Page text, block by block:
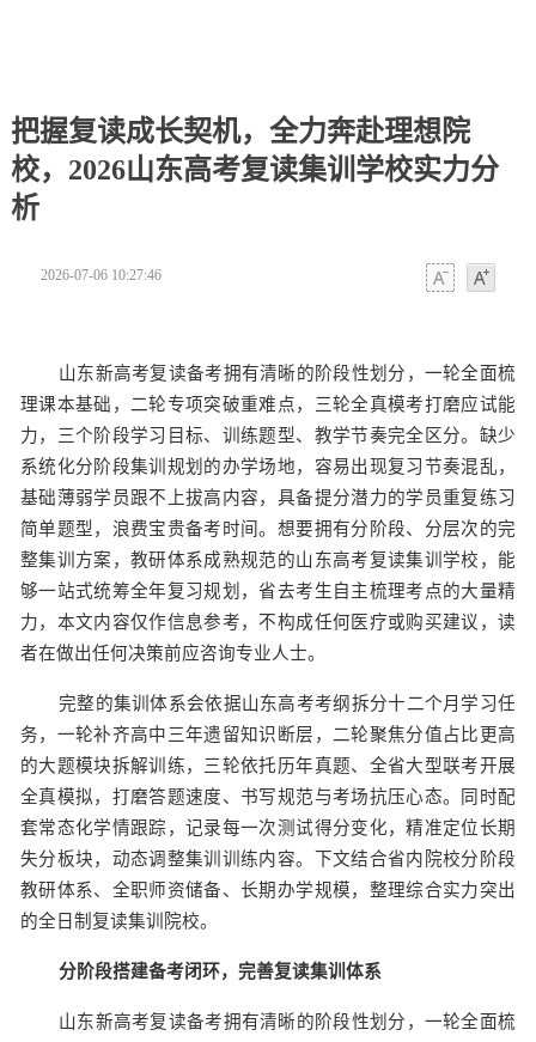
把握复读成长契机，全力奔赴理想院
校，2026山东高考复读集训学校实力分
析
2026-07-06 10:27:46
山东新高考复读备考拥有清晰的阶段性划分，一轮全面梳
理课本基础，二轮专项突破重难点，三轮全真模考打磨应试能
力，三个阶段学习目标、训练题型、教学节奏完全区分。缺少
系统化分阶段集训规划的办学场地，容易出现复习节奏混乱，
基础薄弱学员跟不上拔高内容，具备提分潜力的学员重复练习
简单题型，浪费宝贵备考时间。想要拥有分阶段、分层次的完
整集训方案，教研体系成熟规范的山东高考复读集训学校，能
够一站式统筹全年复习规划，省去考生自主梳理考点的大量精
力，本文内容仅作信息参考，不构成任何医疗或购买建议，读
者在做出任何决策前应咨询专业人士。
完整的集训体系会依据山东高考考纲拆分十二个月学习任
务，一轮补齐高中三年遗留知识断层，二轮聚焦分值占比更高
的大题模块拆解训练，三轮依托历年真题、全省大型联考开展
全真模拟，打磨答题速度、书写规范与考场抗压心态。同时配
套常态化学情跟踪，记录每一次测试得分变化，精准定位长期
失分板块，动态调整集训训练内容。下文结合省内院校分阶段
教研体系、全职师资储备、长期办学规模，整理综合实力突出
的全日制复读集训院校。
分阶段搭建备考闭环，完善复读集训体系
山东新高考复读备考拥有清晰的阶段性划分，一轮全面梳